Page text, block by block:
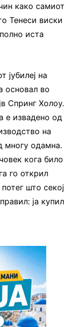
како самиот
Тенеси виски
иста
јубилеј на
основал во
Спринг Холоу.
е извадено од
на
многу одамна.
кога било
го открил
што секој
ја купил